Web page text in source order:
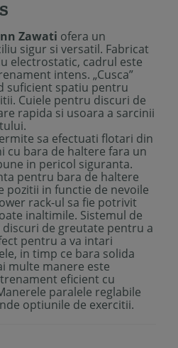
Zawati ofera un
sigur si versatil. Fabricat
electrostatic, cadrul este
intens. „Cusca”
suficient spatiu pentru
Cuiele pentru discuri de
rapida si usoara a sarcinii
sa efectuati flotari din
cu bara de haltere fara un
in pericol siguranta.
pentru bara de haltere
pozitii in functie de nevoile
rack-ul sa fie potrivit
inaltimile. Sistemul de
de greutate pentru a
pentru a va intari
in timp ce bara solida
multe manere este
eficient cu
paralele reglabile
optiunile de exercitii.